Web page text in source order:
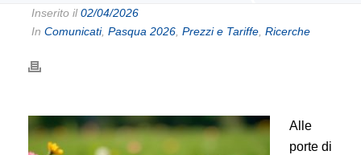
Inserito il02/04/2026
In Comunicati, Pasqua 2026 Prezzi e Tariffe Ricerche
Alle
porte di